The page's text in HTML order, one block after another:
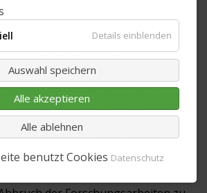
in die Zukunftsfähigkeit ihrer
{Finanzbedarf: 1 Mrd. Euro}
Forschung werden
für Unternehmen, die
die Coronakrise besonders
Der Bund unterstützt die
mit jeweils einem
Projekte in
Details einblenden
Auswahl speichern
Alle akzeptieren
Alle ablehnen
benutzt Cookies Datenschutz